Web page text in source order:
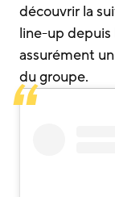
découvrir la
line-up
assurément
du groupe.